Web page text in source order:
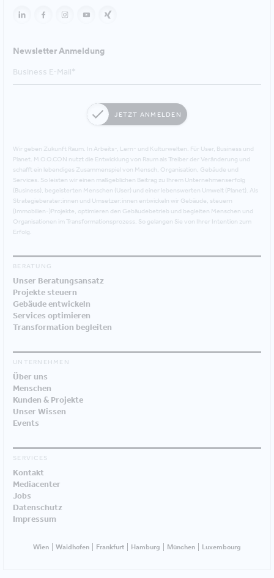
Newsletter Anmeldung
JETZT ANMELDEN
Wir geben Zukunft Raum. In Arbeits-, Lern- und Kulturwelten. Für User, Business und
Planet. M.O.O.CON nutzt die Entwicklung von Raum als Treiber der Veränderung und
schafft ein lebendiges Zusammenspiel von Mensch, Organisation, Gebäude und
Services. So leisten wir einen maßgeblichen Beitrag zu Ihrem Unternehmenserfolg
(Business), begeisterten Menschen (User) und einer lebenswerten Umwelt (Planet). Als
Strategieberater:innen und Umsetzer:innen entwickeln wir Gebäude, steuern
(Immobilien-)Projekte, optimieren den Gebäudebetrieb und begleiten Menschen und
Organisationen im Transformationsprozess. So gelangen Sie von Ihrer Intention zum
Erfolg.
BERATUNG
Unser Beratungsansatz
Projekte steuern
Gebäude entwickeln
Services optimieren
Transformation begleiten
UNTERNEHMEN
Über uns
Menschen
Kunden & Projekte
Unser Wissen
Events
SERVICES
Kontakt
Mediacenter
Jobs
Datenschutz
Impressum
Wien Waidhofen Frankfurt Hamburg München Luxembourg